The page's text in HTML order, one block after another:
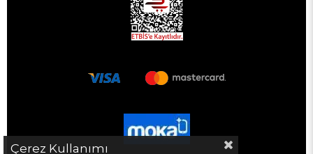
Çerez Kullanımı